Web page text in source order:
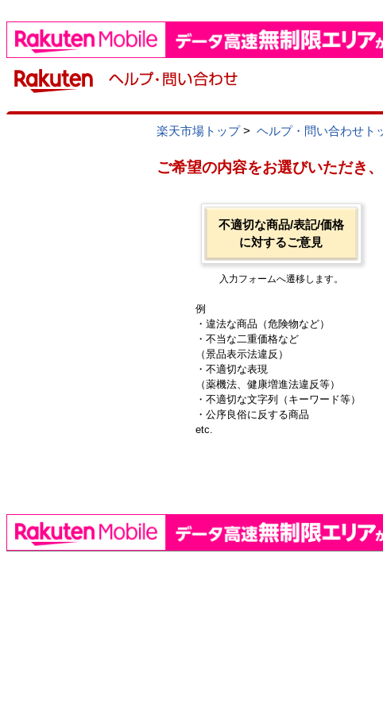
楽天市場トップ> ヘルプ・問い合わせト
ご希望の内容をお選びいただき
不適切な商品/表記/価格
に対するご意見
入力フォームへ遷移します。
例
・違法な商品（危険物など）
・不当な二重価格など
（景品表示法違反）
・不適切な表現
（薬機法、健康増進法違反等）
・不適切な文字列（キーワード等）
・公序良俗に反する商品
etc.